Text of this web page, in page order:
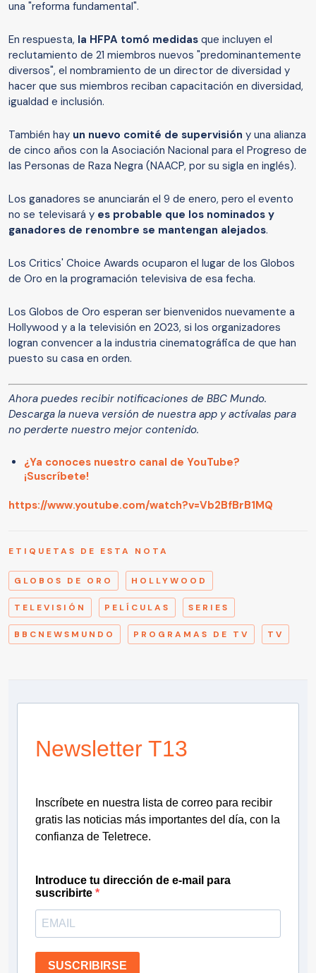
una "reforma fundamental".
En respuesta, la HFPA tomó medidas que incluyen el
reclutamiento de 21 miembros nuevos "predominantemente
diversos", el nombramiento de un director de diversidad y
hacer que sus miembros reciban capacitación en diversidad,
igualdad e inclusión.
También hay un nuevo comité de supervisión y una alianza
de cinco años con la Asociación Nacional para el Progreso de
las Personas de Raza Negra (NAACP, por su sigla en inglés).
Los ganadores se anunciarán el 9 de enero, pero el evento
no se televisará y es probable que los nominados y
ganadores de renombre se mantengan alejados.
Los Critics' Choice Awards ocuparon el lugar de los Globos
de Oro en la programación televisiva de esa fecha.
Los Globos de Oro esperan ser bienvenidos nuevamente a
Hollywood y a la televisión en 2023, si los organizadores
logran convencer a la industria cinematográfica de que han
puesto su casa en orden.
Ahora puedes recibir notificaciones de BBC Mundo.
Descarga la nueva versión de nuestra app y actívalas para
no perderte nuestro mejor contenido.
¿Ya conoces nuestro canal de YouTube?
¡Suscríbete!
https://www.youtube.com/watch?v=Vb2BfBrB1MQ
ETIQUETAS DE ESTA NOTA
GLOBOS DE ORO HOLLYWOOD
TELEVISIÓN PELÍCULAS SERIES
BBCNEWSMUNDO PROGRAMAS DE TV TV
Newsletter T13
Inscríbete en nuestra lista de correo para recibir
gratis las noticias más importantes del día, con la
confianza de Teletrece.
Introduce tu dirección de e-mail para
suscribirte
SUSCRIBIRSE